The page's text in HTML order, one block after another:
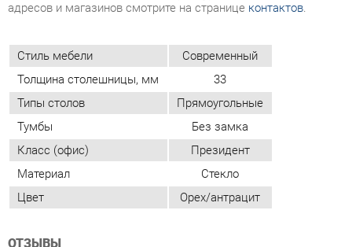
Типы столов
Прямоугольные
Класс (офис)
Президент
Материал
Стекло
Цвет
Орех/антрацит
ОТЗЫВЫ
Пока нет отзывов, поделитесь первым своим мнением.
ДОБАВИТЬ ОТЗЫВ